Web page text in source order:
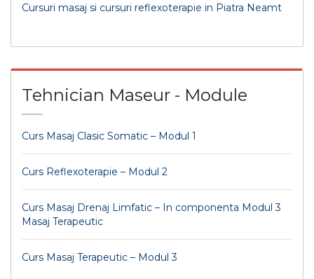
Cursuri masaj si cursuri reflexoterapie in Piatra Neamt
Tehnician Maseur - Module
Curs Masaj Clasic Somatic – Modul 1
Curs Reflexoterapie – Modul 2
Curs Masaj Drenaj Limfatic – In componenta Modul 3
Masaj Terapeutic
Curs Masaj Terapeutic – Modul 3